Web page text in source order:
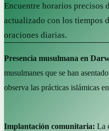
Encuentre horarios precisos
actualizado con los tiempos
oraciones diarias.
Presencia musulmana en
musulmanes que se han
observa las prácticas islámicas
Implantación comunitaria: La